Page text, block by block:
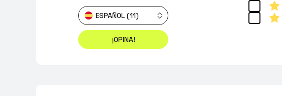
¡OPINA!
ESPAÑOL (11)